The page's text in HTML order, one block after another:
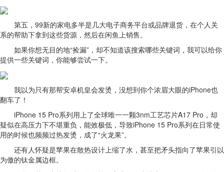
第五，99新的家电多半是几大电子商务平台或品牌退货，在个人关
系的帮助下拿到这些货源，然后在闲鱼上销售。
如果你想无目的地“捡漏”，却不知道该搜索哪些关键词，我可以给你
提供一些关键词，你能够尝试一下。
我以为只有那帮安卓机皇会发烫，没想到你个浓眉大眼的iPhone也
翻车了！
iPhone 15 Pro系列用上了全球唯一一颗3nm工艺芯片A17 Pro，却
疑似在高压力下不堪重负，能效极低，导致iPhone 15 Pro系列在日常使
用的时候也频频过热发烫，成了“火龙果”。
还有人怀疑是苹果在散热设计上缩了水，甚至把矛头指向了苹果引以
为傲的钛金属边框。